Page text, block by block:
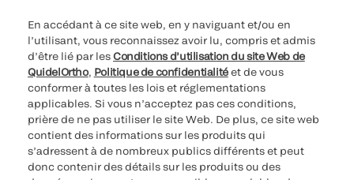
En accédant à ce site web, en y naviguant et/ou en
l’utilisant, vous reconnaissez avoir lu, compris et admis
d’être lié par lesConditions d’utilisation du site Web de
QuidelOrtho, Politique de confidentialitéet de vous
conformer à toutes les lois et réglementations
applicables. Si vous n’acceptez pas ces conditions,
prière de ne pas utiliser le site Web. De plus, ce site web
contient des informations sur les produits qui
s’adressent à de nombreux publics différents et peut
donc contenir des détails sur les produits ou des